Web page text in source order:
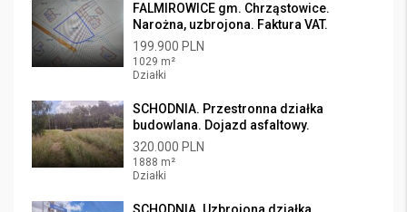
FALMIROWICE gm. Chrząstowice.
Narożna, uzbrojona. Faktura VAT.
199.900 PLN
1029 m²
Działki
SCHODNIA. Przestronna działka
budowlana. Dojazd asfaltowy.
320.000 PLN
1888 m²
Działki